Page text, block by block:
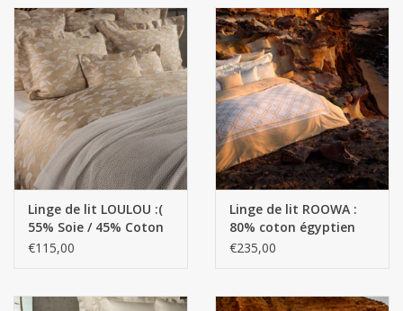
g/m2
100% coton égyptien /
300 fils au pouce carré
Linge de lit LOULOU :(
55% Soie / 45% Coton
égyptien GIZA - Fils
€115,00
Linge de lit ROOWA :
80% coton égyptien
GIZA - Fils extra longs /
€235,00